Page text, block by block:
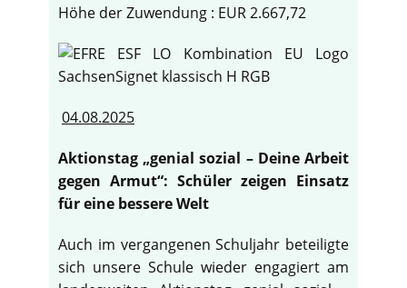
Höhe der Zuwendung : EUR 2.667,72
04.08.2025
Aktionstag „genial sozial – Deine Arbeit
gegen Armut“: Schüler zeigen Einsatz
für eine bessere Welt
Auch im vergangenen Schuljahr beteiligte
sich unsere Schule wieder engagiert am